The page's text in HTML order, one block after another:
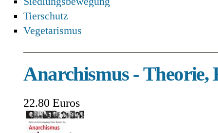
Tierschutz
Vegetarismus
Anarchismus -
22.80 Euros